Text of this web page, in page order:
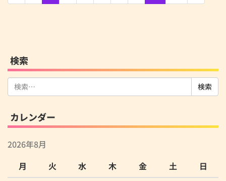
検索
検
索:
カレンダー
2026年8月
月
火 水 木 金 土
日